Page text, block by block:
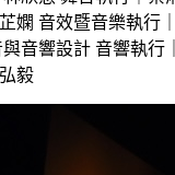
嫻 音效暨音樂執行
音響設計 音響執行
毅